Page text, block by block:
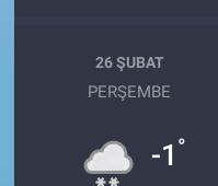
26 ŞUBAT
PERŞEMBE
-1 °